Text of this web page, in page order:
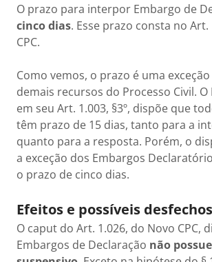
O prazo para interpor Embargo de
cinco dias. Esse prazo consta no
CPC.
Como vemos, o prazo é uma
demais recursos do Processo Civil. O
em seu Art. 1.003, §3º, dispõe que
têm prazo de 15 dias, tanto para a
quanto para a resposta. Porém, o
a exceção dos Embargos
o prazo de cinco dias.
Efeitos e possíveis desfechos
O caput do Art. 1.026, do Novo CPC,
Embargos de Declaração não